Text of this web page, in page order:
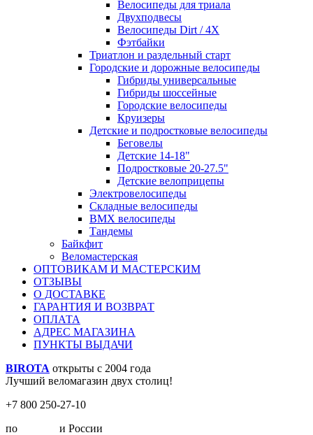
Велосипеды для триала
Двухподвесы
Велосипеды Dirt / 4X
Фэтбайки
Триатлон и раздельный старт
Городские и дорожные велосипеды
Гибриды универсальные
Гибриды шоссейные
Городские велосипеды
Круизеры
Детские и подростковые велосипеды
Беговелы
Детские 14-18"
Подростковые 20-27.5"
Детские велоприцепы
Электровелосипеды
Складные велосипеды
BMX велосипеды
Тандемы
Байкфит
Веломастерская
ОПТОВИКАМ И МАСТЕРСКИМ
ОТЗЫВЫ
О ДОСТАВКЕ
ГАРАНТИЯ И ВОЗВРАТ
ОПЛАТА
АДРЕС МАГАЗИНА
ПУНКТЫ ВЫДАЧИ
BIROTA открыты с 2004 года
Лучший веломагазин двух столиц!
+7 800 250-27-10
по
и России